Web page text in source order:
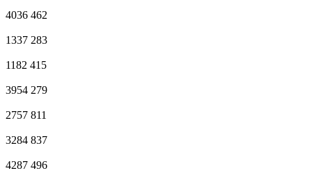
4036 462
1337 283
1182 415
3954 279
2757 811
3284 837
4287 496